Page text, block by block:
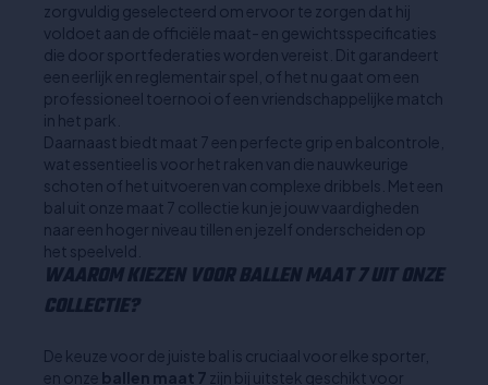
zorgvuldig geselecteerd om ervoor te zorgen dat hij
voldoet aan de officiële maat- en gewichtsspecificaties
die door sportfederaties worden vereist. Dit garandeert
een eerlijk en reglementair spel, of het nu gaat om een
professioneel toernooi of een vriendschappelijke match
in het park.
Daarnaast biedt maat 7 een perfecte grip en balcontrole,
wat essentieel is voor het raken van die nauwkeurige
schoten of het uitvoeren van complexe dribbels. Met een
bal uit onze maat 7 collectie kun je jouw vaardigheden
naar een hoger niveau tillen en jezelf onderscheiden op
het speelveld.
WAAROM KIEZEN VOOR BALLEN MAAT 7 UIT ONZE
COLLECTIE?
De keuze voor de juiste bal is cruciaal voor elke sporter,
en onze ballen maat 7 zijn bij uitstek geschikt voor